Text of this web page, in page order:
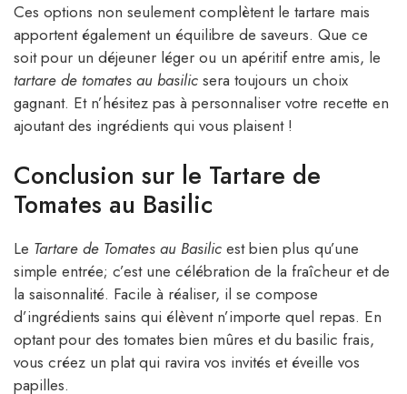
Ces options non seulement complètent le tartare mais
apportent également un équilibre de saveurs. Que ce
soit pour un déjeuner léger ou un apéritif entre amis, le
tartare de tomates au basilic sera toujours un choix
gagnant. Et n’hésitez pas à personnaliser votre recette en
ajoutant des ingrédients qui vous plaisent !
Conclusion sur le Tartare de
Tomates au Basilic
Le Tartare de Tomates au Basilic est bien plus qu’une
simple entrée; c’est une célébration de la fraîcheur et de
la saisonnalité. Facile à réaliser, il se compose
d’ingrédients sains qui élèvent n’importe quel repas. En
optant pour des tomates bien mûres et du basilic frais,
vous créez un plat qui ravira vos invités et éveille vos
papilles.